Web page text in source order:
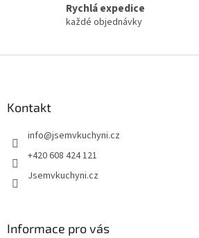
Rychlá expedice
každé objednávky
Kontakt
info@jsemvkuchyni.cz
+420 608 424 121
Jsemvkuchyni.cz
Informace pro vás